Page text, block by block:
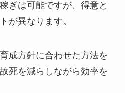
ぎは可能ですが、得意と
が異なります。
成方針に合わせた方法を
死を減らしながら効率を